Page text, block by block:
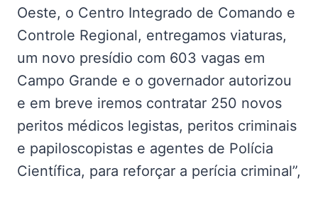
Oeste, o Centro Integrado de Comando e
Controle Regional, entregamos viaturas,
um novo presídio com 603 vagas em
Campo Grande e o governador autorizou
e em breve iremos contratar 250 novos
peritos médicos legistas, peritos criminais
e papiloscopistas e agentes de Polícia
Científica, para reforçar a perícia criminal”,